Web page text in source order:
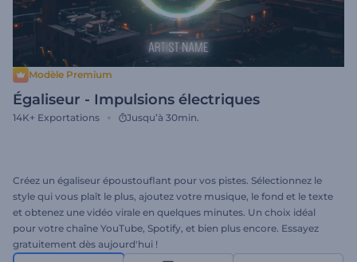
Modèle Premium
Égaliseur - Impulsions électriques
14K+ Exportations Jusqu’à 30min.
Créez un égaliseur époustouflant pour vos pistes. Sélectionnez le
style qui vous plaît le plus, ajoutez votre musique, le fond et le texte
et obtenez une vidéo virale en quelques minutes. Un choix idéal
pour votre chaîne YouTube, Spotify, et bien plus encore. Essayez
gratuitement dès aujourd'hui !